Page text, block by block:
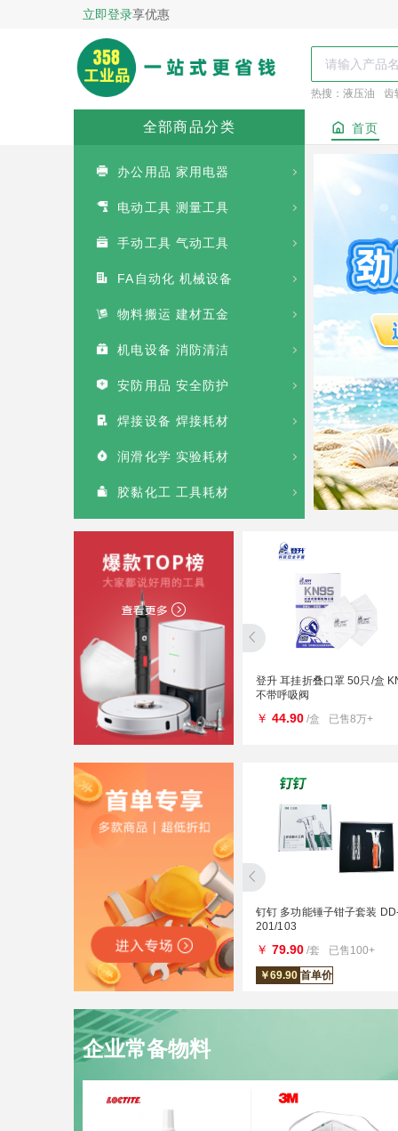
立即登录享优惠
热搜： 液压油 齿
全部商品分类 首页
办公用品 家用电器
电动工具 测量工具
手动工具 气动工具
FA自动化 机械设备
物料搬运 建材五金
机电设备 消防清洁
安防用品 安全防护
焊接设备 焊接耗材
润滑化学 实验耗材
胶黏化工 工具耗材
星宇 尼龙丁晴手套 兰色 12付/包
N518
30.50/包 已售7万+
登升 耳挂折叠口罩 50只/盒
不带呼吸阀
￥ 44.90 /盒 已售8万+
钉钉 多功能锤子钳子套装 DD-
201/103
￥ 79.90 /套 已售100+
￥69.90 首单价
鲁识 铝包边手持电焊面罩 40个/
件 精品半自动
8.00 /个 已售2600+
5.90 首单价
企业常备物料